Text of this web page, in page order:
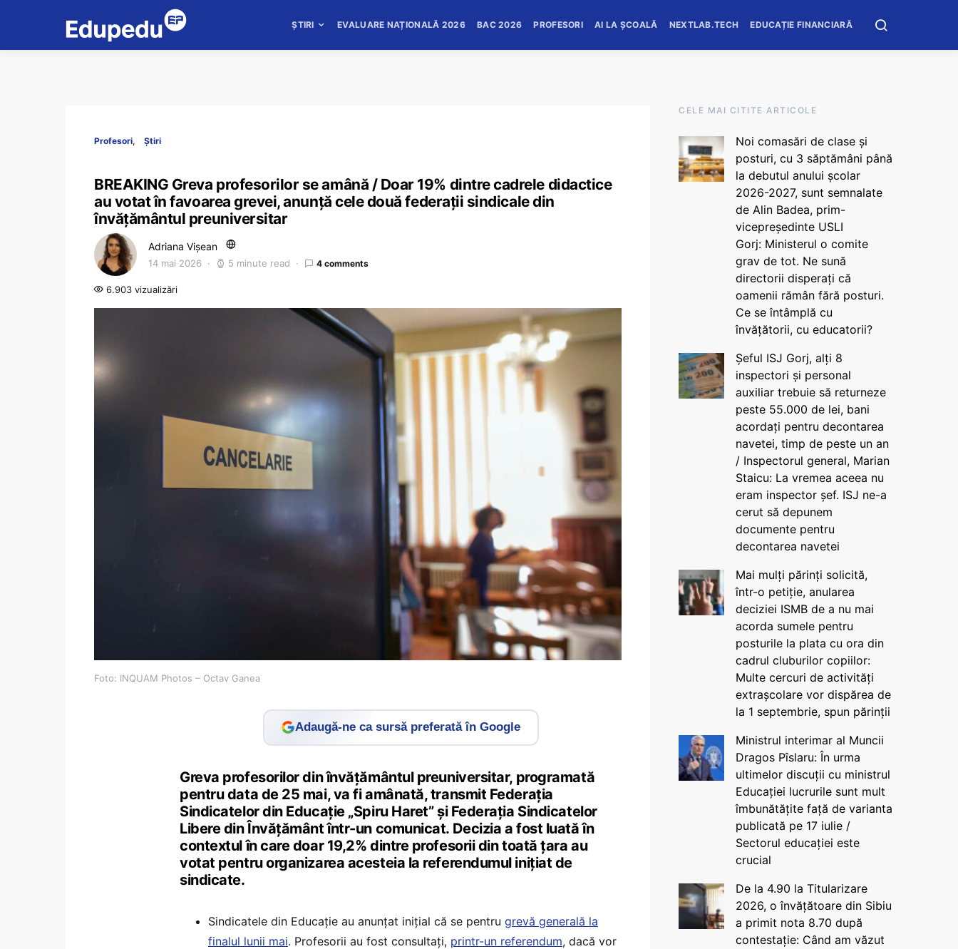
ȘTIRI EVALUARE NAȚIONALĂ 2026 BAC 2026 PROFESORI AI LA ȘCOALĂ NEXTLAB.TECH EDUCAȚIE FINANCIARĂ
Profesori Știri
BREAKING Greva profesorilor se amână / Doar 19% dintre cadrele didactice
au votat în favoarea grevei, anunță cele două federații sindicale din
învățământul preuniversitar
Adriana Vișean
14 mai 2026 5 minute read 4 comments
6.903 vizualizări
Foto: INQUAM Photos – Octav Ganea
Adaugă-ne ca sursă preferată în Google
Greva profesorilor din învățământul preuniversitar, programată
pentru data de 25 mai, va fi amânată, transmit Federația
Sindicatelor din Educație „Spiru Haret” și Federația Sindicatelor
Libere din Învățământ într-un comunicat. Decizia a fost luată în
contextul în care doar 19,2% dintre profesorii din toată țara au
votat pentru organizarea acesteia la referendumul inițiat de
sindicate.
Sindicatele din Educație au anunțat inițial că se pentru grevă generală la
finalul lunii mai. Profesorii au fost consultați, printr-un referendum, dacă vor
CELE MAI CITITE ARTICOLE
Noi comasări de clase și
posturi, cu 3 săptămâni până
la debutul anului școlar
2026-2027, sunt semnalate
de Alin Badea, prim-
vicepreședinte USLI
Gorj: Ministerul o comite
grav de tot. Ne sună
directorii disperați că
oamenii rămân fără posturi.
Ce se întâmplă cu
învățătorii, cu educatorii?
Șeful ISJ Gorj, alți 8
inspectori și personal
auxiliar trebuie să returneze
peste 55.000 de lei, bani
acordați pentru decontarea
navetei, timp de peste un an
/ Inspectorul general, Marian
Staicu: La vremea aceea nu
eram inspector șef. ISJ ne-a
cerut să depunem
documente pentru
decontarea navetei
Mai mulți părinți solicită,
într-o petiție, anularea
deciziei ISMB de a nu mai
acorda sumele pentru
posturile la plata cu ora din
cadrul cluburilor copiilor:
Multe cercuri de activități
extrașcolare vor dispărea de
la 1 septembrie, spun părinții
Ministrul interimar al Muncii
Dragos Pîslaru: În urma
ultimelor discuții cu ministrul
Educației lucrurile sunt mult
îmbunătățite față de varianta
publicată pe 17 iulie /
Sectorul educației este
crucial
De la 4.90 la Titularizare
2026, o învățătoare din Sibiu
a primit nota 8.70 după
contestație: Când am văzut